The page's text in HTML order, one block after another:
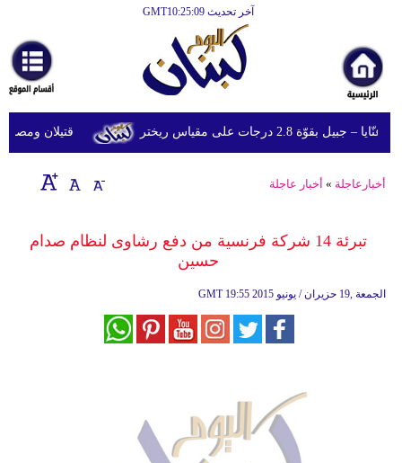
آخر تحديث GMT10:25:09
أخبارعاجلة
رياضة
ثقافة
إقتصاد
وموسيقى
قتيلان ومصابون جراء 14 غارة إسرائيلية على 2.8 درجات على مقياس ريختر
أخبارعاجلة » أخبار عاجلة
تبرئة 14 شركة فرنسية من دفع رشاوى لنظام صدام
حسين
GMT 19:55 2015 الجمعة ,19 حزيران / يونيو